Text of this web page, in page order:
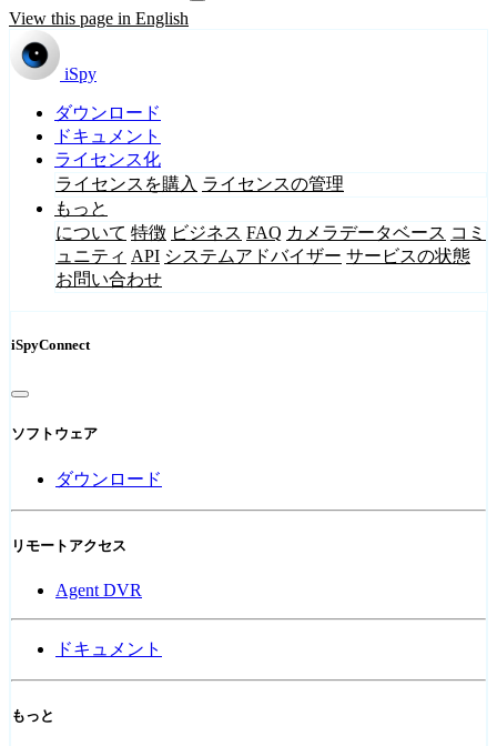
View this page in English
iSpy
ダウンロード
ドキュメント
ライセンス化
ライセンスを購入 ライセンスの管理
もっと
について 特徴 ビジネス FAQ カメラデータベース コミ
ュニティ API システムアドバイザー サービスの状態
お問い合わせ
iSpyConnect
ソフトウェア
ダウンロード
リモートアクセス
Agent DVR
ドキュメント
もっと